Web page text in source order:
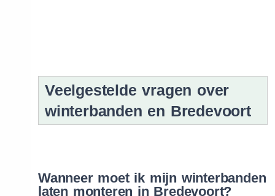
Veelgestelde vragen over
winterbanden en Bredevoort
Wanneer moet ik mijn winterbanden
laten monteren in Bredevoort?